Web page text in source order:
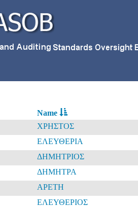
Name
ΧΡΗΣΤΟΣ
ΕΛΕΥΘΕΡΙΑ
ΔΗΜΗΤΡΙΟΣ
ΔΗΜΗΤΡΑ
ΑΡΕΤΗ
ΕΛΕΥΘΕΡΙΟΣ